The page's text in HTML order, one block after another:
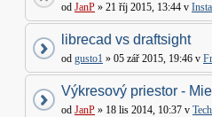
od JanP » 21 říj 2015, 13:44 v
librecad vs draftsight
od gusto1 » 05 zář 2015, 19:46 v
Výkresový priestor -
od JanP » 18 lis 2014, 10:37 v